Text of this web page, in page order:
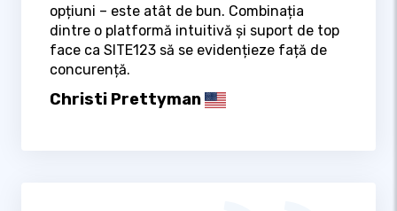
opțiuni – este atât de bun. Combinația
dintre o platformă intuitivă și suport de top
face ca SITE123 să se evidențieze față de
concurență.
Christi Prettyman